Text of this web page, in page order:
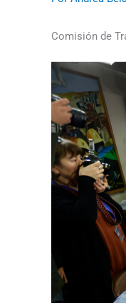
Comisión de